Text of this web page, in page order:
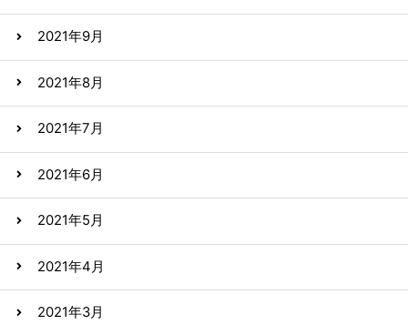
2021年9月
2021年8月
2021年7月
2021年6月
2021年5月
2021年4月
2021年3月